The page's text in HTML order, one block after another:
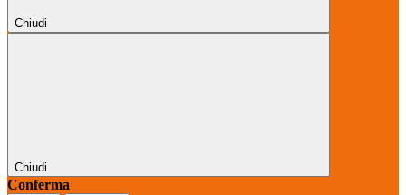
Chiudi
Chiudi
Conferma